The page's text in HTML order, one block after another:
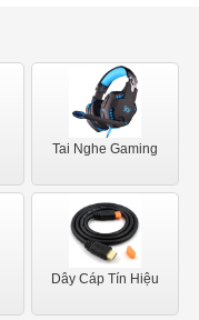
mẫu và size để
Tai Nghe Gaming
Dây Cáp Tín Hiệu